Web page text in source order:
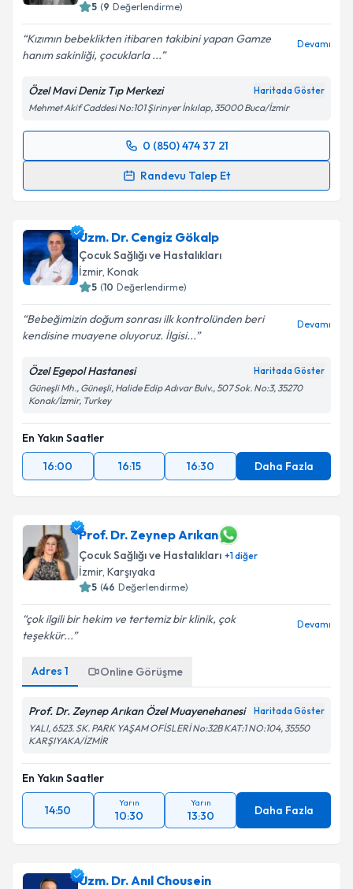
Kişisel verilerimin işlenmesine ilişkinAydınlatma
Metni'ni okudum ve kişisel verilerimin belirtilen
5 (9 Değerlendirme)
Kızımın bebeklikten itibaren takibini yapan Gamze
hanım sakinliği, çocuklarla ...
Devamı
Özel Mavi Deniz Tıp Merkezi Haritada Göster
Mehmet Akif Caddesi No:101 Şirinyer İnkılap, 35000 Buca/İzmir
0 (850) 474 37 21
Randevu Talep Et
Randevu Takvimi Talebi
almanız için bir takvim hazırlandığında e-posta ile
bilgilendireceğiz.
E-posta Adresiniz
Metni'ni okudum ve kişisel verilerimin belirtilen
kapsamda işlenmesini kabul ediyorum.
Uzm. Dr. Cengiz Gökalp
Çocuk Sağlığı ve Hastalıkları
İzmir, Konak
5 (10 Değerlendirme)
Bebeğimizin doğum sonrası ilk kontrolünden beri
kendisine muayene oluyoruz. İlgisi...
Devamı
Özel Egepol Hastanesi Haritada Göster
Güneşli Mh., Güneşli, Halide Edip Adıvar Bulv., 507 Sok. No:3, 35270
Konak/İzmir, Turkey
En Yakın Saatler
16:00
16:15 16:30 Daha Fazla
Prof. Dr. Zeynep Arıkan
Çocuk Sağlığı ve Hastalıkları +1diğer
İzmir, Karşıyaka
5 (46 Değerlendirme)
çok ilgili bir hekim ve tertemiz bir klinik, çok
teşekkür...
Devamı
Adres 1 Online Görüşme
Prof. Dr. Zeynep Arıkan Özel Muayenehanesi Haritada Göster
YALI, 6523. SK. PARK YAŞAM OFİSLERİ No:32B KAT:1 NO:104, 35550
KARŞIYAKA/İZMİR
En Yakın Saatler
14:50
Yarın
10:30
Yarın
13:30 Daha Fazla
Uzm. Dr. Anıl Chousein